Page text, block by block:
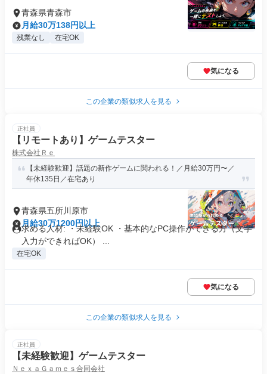
青森県青森市
月給30万138円以上
残業なし 在宅OK
気になる
この企業の類似求人を見る
正社員
【リモートあり】ゲームテスター
株式会社Ｒｅ
【未経験歓迎】話題の新作ゲームに関われる！／月給30万円〜／
年休135日／在宅あり
青森県五所川原市
月給30万1200円以上
求める人材: ・未経験OK ・基本的なPC操作ができる方（文字
入力ができればOK） ...
在宅OK
気になる
この企業の類似求人を見る
正社員
【未経験歓迎】ゲームテスター
ＮｅｘａＧａｍｅｓ合同会社